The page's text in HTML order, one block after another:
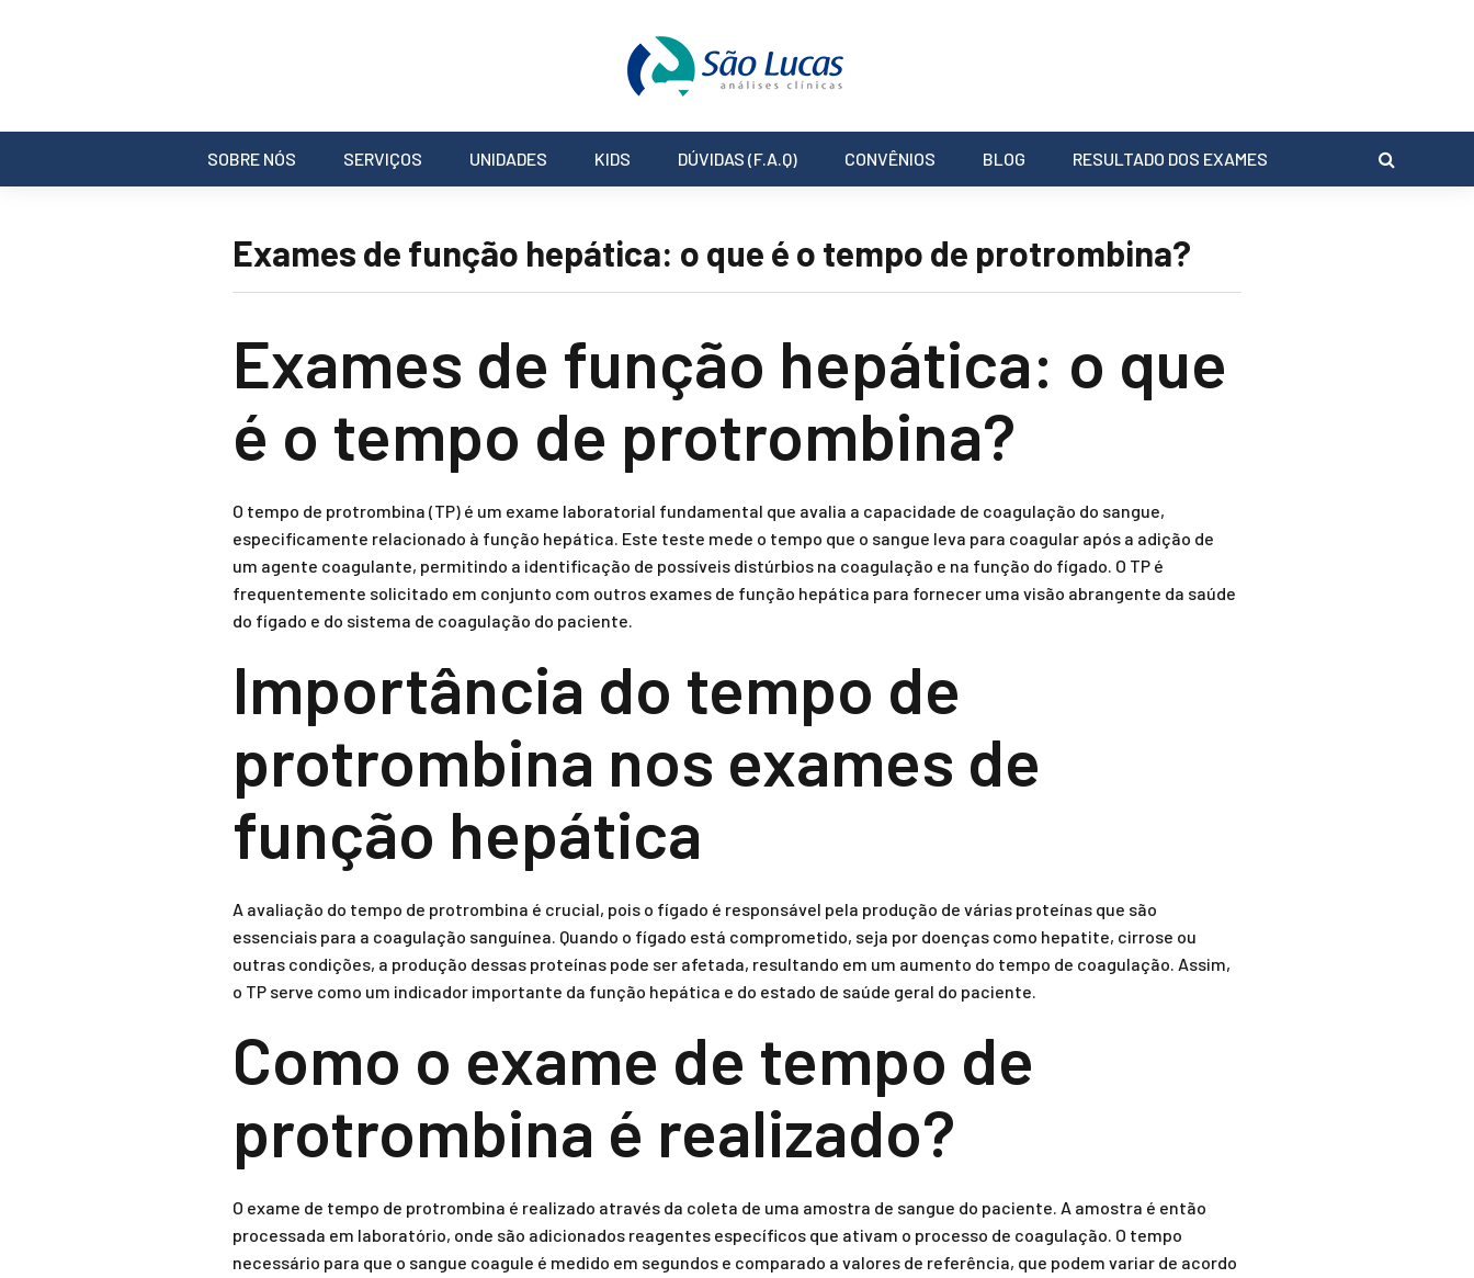
SOBRE NÓS SERVIÇOS UNIDADES KIDS DÚVIDAS (F.A.Q) CONVÊNIOS BLOG RESULTADO DOS EXAMES
Exames de função hepática: o que é o tempo de protrombina?
Exames de função hepática: o que
é o tempo de protrombina?
O tempo de protrombina (TP) é um exame laboratorial fundamental que avalia a capacidade de coagulação do sangue,
especificamente relacionado à função hepática. Este teste mede o tempo que o sangue leva para coagular após a adição de
um agente coagulante, permitindo a identificação de possíveis distúrbios na coagulação e na função do fígado. O TP é
frequentemente solicitado em conjunto com outros exames de função hepática para fornecer uma visão abrangente da saúde
do fígado e do sistema de coagulação do paciente.
Importância do tempo de
protrombina nos exames de
função hepática
A avaliação do tempo de protrombina é crucial, pois o fígado é responsável pela produção de várias proteínas que são
essenciais para a coagulação sanguínea. Quando o fígado está comprometido, seja por doenças como hepatite, cirrose ou
outras condições, a produção dessas proteínas pode ser afetada, resultando em um aumento do tempo de coagulação. Assim,
o TP serve como um indicador importante da função hepática e do estado de saúde geral do paciente.
Como o exame de tempo de
protrombina é realizado?
O exame de tempo de protrombina é realizado através da coleta de uma amostra de sangue do paciente. A amostra é então
processada em laboratório, onde são adicionados reagentes específicos que ativam o processo de coagulação. O tempo
necessário para que o sangue coagule é medido em segundos e comparado a valores de referência, que podem variar de acordo